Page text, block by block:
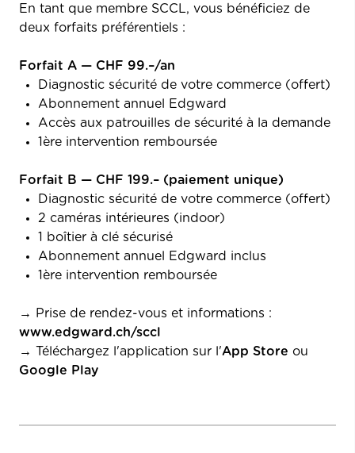
En tant que membre SCCL, vous bénéficiez de
deux forfaits préférentiels :
Forfait A — CHF 99.–/an
Diagnostic sécurité de votre commerce (offert)
Abonnement annuel Edgward
Accès aux patrouilles de sécurité à la demande
1ère intervention remboursée
Forfait B — CHF 199.– (paiement unique)
Diagnostic sécurité de votre commerce (offert)
2 caméras intérieures (indoor)
1 boîtier à clé sécurisé
Abonnement annuel Edgward inclus
1ère intervention remboursée
→ Prise de rendez-vous et informations :
www.edgward.ch/sccl
→ Téléchargez l'application sur l'App Store ou
Google Play